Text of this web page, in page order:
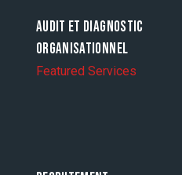
AUDIT ET DIAGNOSTIC
ORGANISATIONNEL
Featured Services